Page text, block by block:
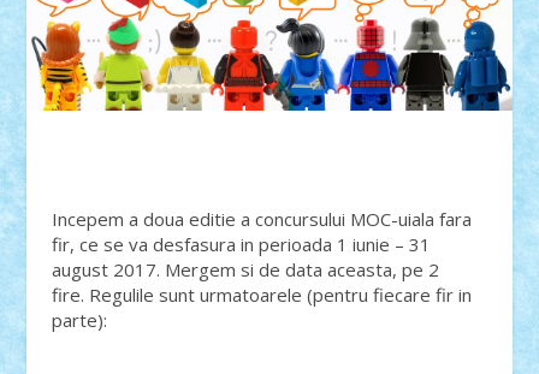
Incepem a doua editie a concursului MOC-uiala fara
fir, ce se va desfasura in perioada 1 iunie – 31
august 2017. Mergem si de data aceasta, pe 2
fire. Regulile sunt urmatoarele (pentru fiecare fir in
parte):